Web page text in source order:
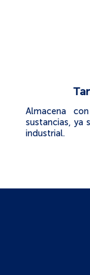
Almacena
sustancias, ya
industrial.